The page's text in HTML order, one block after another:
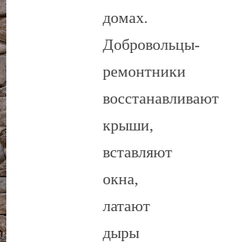
домах.
Добровольцы-
ремонтники
восстанавливают
крыши,
вставляют
окна,
латают
дыры